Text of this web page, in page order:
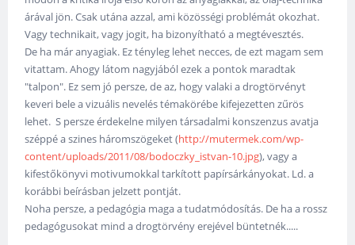
árával jön. Csak utána azzal, ami közösségi problémát okozhat.
Vagy technikait, vagy jogit, ha bizonyítható a megtévesztés.
De ha már anyagiak. Ez tényleg lehet necces, de ezt magam sem
vitattam. Ahogy látom nagyjából ezek a pontok maradtak
"talpon". Ez sem jó persze, de az, hogy valaki a drogtörvényt
keveri bele a vizuális nevelés témakörébe kifejezetten zűrös
lehet. S persze érdekelne milyen társadalmi konszenzus avatja
széppé a szines háromszögeket (http://mutermek.com/wp-
content/uploads/2011/08/bodoczky_istvan-10.jpg), vagy a
kifestőkönyvi motivumokkal tarkított papírsárkányokat. Ld. a
korábbi beírásban jelzett pontját.
Noha persze, a pedagógia maga a tudatmódosítás. De ha a rossz
pedagógusokat mind a drogtörvény erejével büntetnék.....